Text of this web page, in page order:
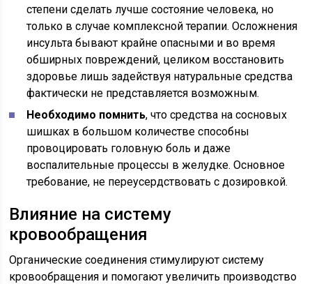
степени сделать лучше состояние человека, но
только в случае комплексной терапии. Осложнения
инсульта бывают крайне опасными и во время
обширных повреждений, целиком восстановить
здоровье лишь задействуя натуральные средства
фактически не представляется возможным.
Необходимо помнить, что средства на сосновых
шишках в большом количестве способны
провоцировать головную боль и даже
воспалительные процессы в желудке. Основное
требование, не переусердствовать с дозировкой.
Влияние на систему
кровообращения
Органические соединения стимулируют систему
кровообращения и помогают увеличить производство